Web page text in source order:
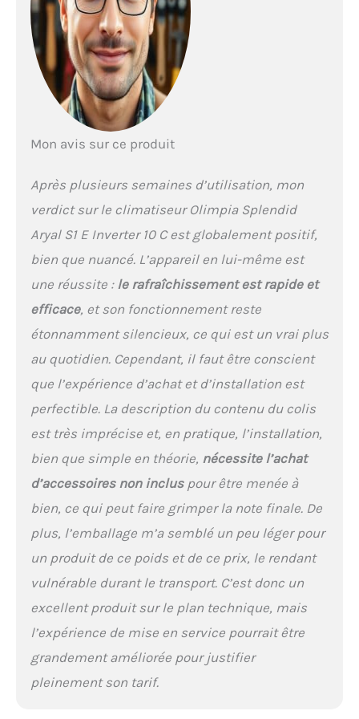
uniquement ventilation,
déshumidification
uniquement, voiture, veille,
follow me Wi-Fi ready :
prédisposé pour le
contrôle avec l'application
simple et intuitive en
le climatiseur peut être
utilisé pendant les
saisons chaudes pour
refroidir et pendant les
saisons froides pour
Mon avis sur ce produit
Après plusieurs semaines d’utilisation, mon
verdict sur le climatiseur Olimpia Splendid
Aryal S1 E Inverter 10 C est globalement positif,
bien que nuancé. L’appareil en lui-même est
une réussite : le rafraîchissement est rapide et
efficace, et son fonctionnement reste
étonnamment silencieux, ce qui est un vrai plus
au quotidien. Cependant, il faut être conscient
que l’expérience d’achat et d’installation est
perfectible. La description du contenu du colis
est très imprécise et, en pratique, l’installation,
bien que simple en théorie, nécessite l’achat
d’accessoires non incluspour être menée à
bien, ce qui peut faire grimper la note finale. De
plus, l’emballage m’a semblé un peu léger pour
un produit de ce poids et de ce prix, le rendant
vulnérable durant le transport. C’est donc un
excellent produit sur le plan technique, mais
l’expérience de mise en service pourrait être
grandement améliorée pour justifier
pleinement son tarif.